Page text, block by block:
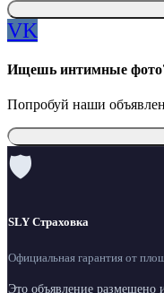
VK
Ищешь интимные
Попробуй наши
🛡
SLY Страховка
Официальная гарантия от
Это объявление размещено